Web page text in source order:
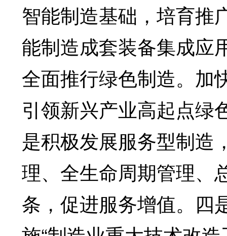
智能制造基础，培育推
能制造成套装备集成应
全面推行绿色制造。加
引领新兴产业高起点绿
是积极发展服务型制造
理、全生命周期管理、
条，促进服务增值。四